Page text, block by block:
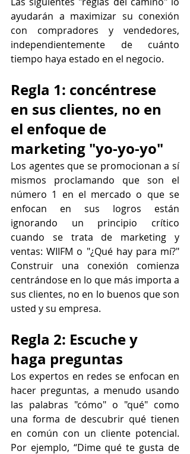
ayudarán a maximizar su conexión
con compradores y vendedores,
independientemente de cuánto
tiempo haya estado en el negocio.
Regla 1: concéntrese
en sus clientes, no en
el enfoque de
marketing "yo-yo-yo"
Los agentes que se promocionan a sí
mismos proclamando que son el
número 1 en el mercado o que se
enfocan en sus logros están
ignorando un principio crítico
cuando se trata de marketing y
ventas: WIIFM o "¿Qué hay para mí?"
Construir una conexión comienza
centrándose en lo que más importa a
sus clientes, no en lo buenos que son
usted y su empresa.
Regla 2: Escuche y
haga preguntas
Los expertos en redes se enfocan en
hacer preguntas, a menudo usando
las palabras "cómo" o "qué" como
una forma de descubrir qué tienen
en común con un cliente potencial.
Por ejemplo, “Dime qué te gusta de